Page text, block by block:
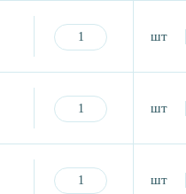
шт
шт
шт